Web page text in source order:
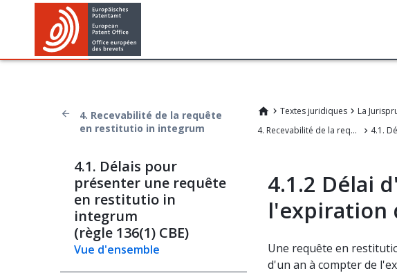
4. Recevabilité de la requête
en restitutio in integrum
Textes juridiques
4. Recevabilité de la requête en restitutio in integrum
4.1. Délais pour
présenter une requête
en restitutio in
integrum
(règle 136(1) CBE)
Vue d'ensemble
4.1.2 Délai
l'expiration
Une requête en
d'un an à compter de